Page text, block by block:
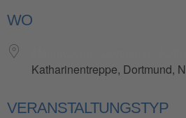
WO
Katharinentreppe, Dortmund,
VERANSTALTUNGSTYP